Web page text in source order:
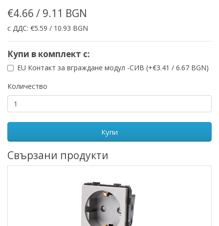
€4.66 / 9.11 BGN
с ДДС: €5.59 / 10.93 BGN
Купи в комплект с:
EU Контакт за вграждане модул -СИВ (+€3.41 / 6.67 BGN)
Количество
Купи
Свързани продукти